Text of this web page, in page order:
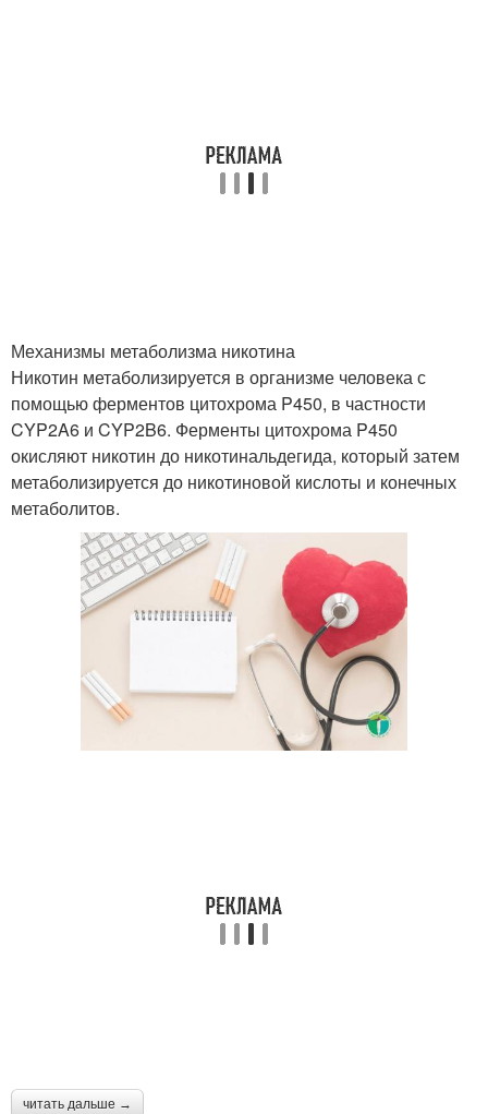
Механизмы метаболизма никотина
Никотин метаболизируется в организме человека с
помощью ферментов цитохрома P450, в частности
CYP2A6 и CYP2B6. Ферменты цитохрома P450
окисляют никотин до никотинальдегида, который затем
метаболизируется до никотиновой кислоты и конечных
метаболитов.
читать дальше →